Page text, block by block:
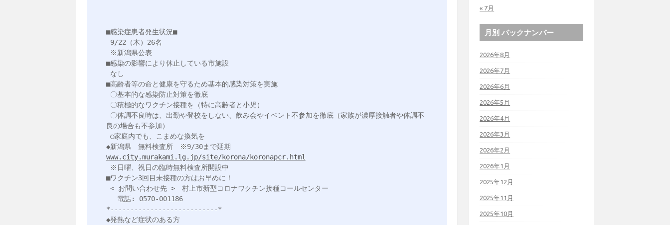
■感染症患者発生状況■
■感染の影響により休止している市施設
■高齢者等の命と健康を守るため基本的感染対策を実施
良の場合も不参加）
www.city.murakami.lg.jp/site/korona/koronapcr.html
■ワクチン3回目未接種の方はお早めに！
*---------------------------*
◆発熱など症状のある方
« 7月
月別 バックナンバー
2026年8月
2026年7月
2026年6月
2026年5月
2026年4月
2026年3月
2026年2月
2026年1月
2025年12月
2025年11月
2025年10月